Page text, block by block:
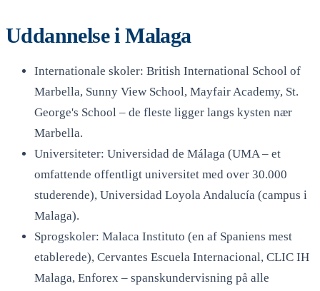
Uddannelse i Malaga
Internationale skoler: British International School of
Marbella, Sunny View School, Mayfair Academy, St.
George's School – de fleste ligger langs kysten nær
Marbella.
Universiteter: Universidad de Málaga (UMA – et
omfattende offentligt universitet med over 30.000
studerende), Universidad Loyola Andalucía (campus i
Malaga).
Sprogskoler: Malaca Instituto (en af Spaniens mest
etablerede), Cervantes Escuela Internacional, CLIC IH
Malaga, Enforex – spanskundervisning på alle